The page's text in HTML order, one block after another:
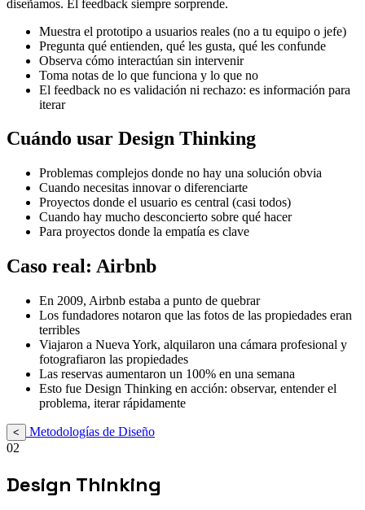
diseñamos. El feedback siempre sorprende.
Muestra el prototipo a usuarios reales (no a tu equipo o jefe)
Pregunta qué entienden, qué les gusta, qué les confunde
Observa cómo interactúan sin intervenir
Toma notas de lo que funciona y lo que no
El feedback no es validación ni rechazo: es información para
iterar
Cuándo usar Design Thinking
Problemas complejos donde no hay una solución obvia
Cuando necesitas innovar o diferenciarte
Proyectos donde el usuario es central (casi todos)
Cuando hay mucho desconcierto sobre qué hacer
Para proyectos donde la empatía es clave
Caso real: Airbnb
En 2009, Airbnb estaba a punto de quebrar
Los fundadores notaron que las fotos de las propiedades eran
terribles
Viajaron a Nueva York, alquilaron una cámara profesional y
fotografiaron las propiedades
Las reservas aumentaron un 100% en una semana
Esto fue Design Thinking en acción: observar, entender el
problema, iterar rápidamente
<
Metodologías de Diseño
02
Design Thinking